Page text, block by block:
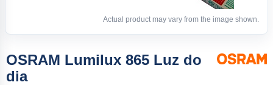
Actual product may vary from the image shown.
OSRAM Lumilux 865 Luz do
dia